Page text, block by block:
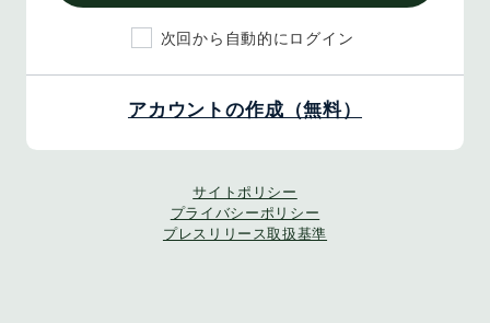
次回から自動的にログイン
アカウントの作成（無料）
サイトポリシー
プライバシーポリシー
プレスリリース取扱基準